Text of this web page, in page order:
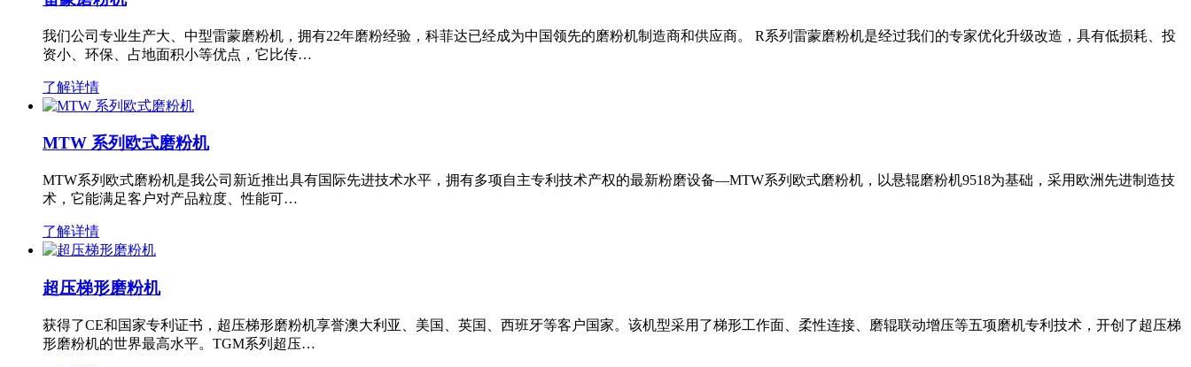
我们公司专业生产大、中型雷蒙磨粉机，拥有22年磨粉经验，科菲达已经成为中国领先的磨粉机制造商和供应商。 R系列雷蒙磨粉机是经过我们的专家优化升级改造，具有低损耗、投
资小、环保、占地面积小等优点，它比传…
了解详情
MTW 系列欧式磨粉机
MTW系列欧式磨粉机是我公司新近推出具有国际先进技术水平，拥有多项自主专利技术产权的最新粉磨设备—MTW系列欧式磨粉机，以悬辊磨粉机9518为基础，采用欧洲先进制造技
术，它能满足客户对产品粒度、性能可…
了解详情
超压梯形磨粉机
获得了CE和国家专利证书，超压梯形磨粉机享誉澳大利亚、美国、英国、西班牙等客户国家。该机型采用了梯形工作面、柔性连接、磨辊联动增压等五项磨机专利技术，开创了超压梯
形磨粉机的世界最高水平。TGM系列超压…